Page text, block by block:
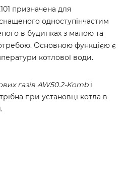
призначена для
одноступінчастим
в будинках з малою та
Основною функцією є
котлової води.
газів AW50.2-Kombi
при установці котла в